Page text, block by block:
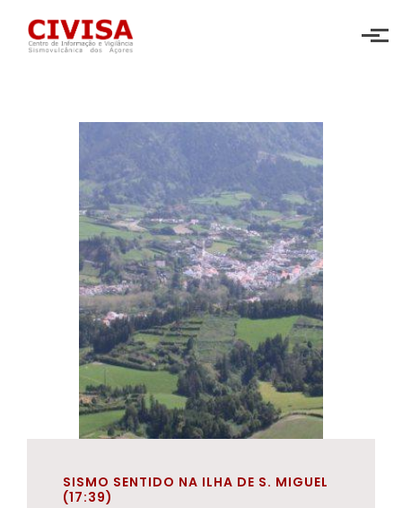
Skip to main content
SISMO SENTIDO NA ILHA DE S. MIGUEL
(17:39)